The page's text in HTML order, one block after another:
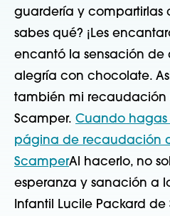
guardería y compartirlas
sabes qué? ¡Les
encantó la sensación de
alegría con chocolate.
también mi recaudación
Scamper. Cuando
página de recaudación
ScamperAl hacerlo, no
esperanza y sanación a
Infantil Lucile Packard de